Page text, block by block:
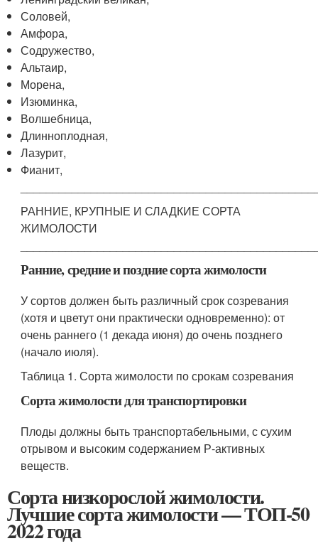
Соловей,
Амфора,
Содружество,
Альтаир,
Морена,
Изюминка,
Волшебница,
Длинноплодная,
Лазурит,
Фианит,
РАННИЕ, КРУПНЫЕ И СЛАДКИЕ СОРТА
ЖИМОЛОСТИ
Ранние, средние и поздние сорта жимолости
У сортов должен быть различный срок созревания
(хотя и цветут они практически одновременно): от
очень раннего (1 декада июня) до очень позднего
(начало июля).
Таблица 1. Сорта жимолости по срокам созревания
Сорта жимолости для транспортировки
Плоды должны быть транспортабельными, с сухим
отрывом и высоким содержанием Р-активных
веществ.
Сорта низкорослой жимолости.
Лучшие сорта жимолости — ТОП-50
2022 года